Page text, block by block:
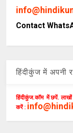
Contact
हिंदीकुंज में अपनी
हिंदीकुंज.कॉम में छपें. लाखों
करें :